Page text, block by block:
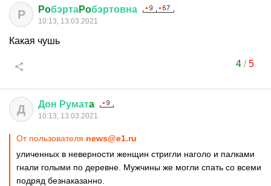
P PoбэртаPoбэртовна
10:13, 13.03.2021
Какая чушь
4/5
Д Дон Руматa
10:13, 13.03.2021
От пользователя news@e1.ru
уличенных в неверности женщин стригли наголо и палками
гнали голыми по деревне. Мужчины же могли спать со всеми
подряд безнаказанно.